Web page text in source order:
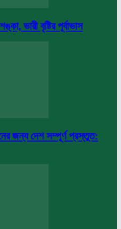
ভারী বৃষ্টির পূর্বাভাস
জন্য দেশ সম্পূর্ণ প্রস্তুত: